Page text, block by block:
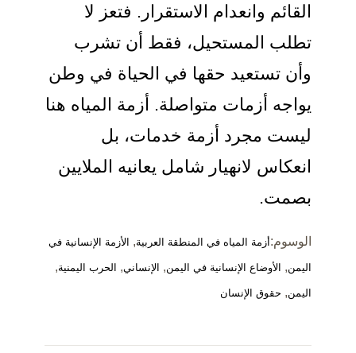
القائم وانعدام الاستقرار. فتعز لا
تطلب المستحيل، فقط أن تشرب
وأن تستعيد حقها في الحياة في وطن
يواجه أزمات متواصلة. أزمة المياه هنا
ليست مجرد أزمة خدمات، بل
انعكاس لانهيار شامل يعانيه الملايين
بصمت.
الوسوم:أزمة المياه في المنطقة العربية, الأزمة الإنسانية في
اليمن, الأوضاع الإنسانية في اليمن, الإنساني, الحرب اليمنية,
اليمن, حقوق الإنسان